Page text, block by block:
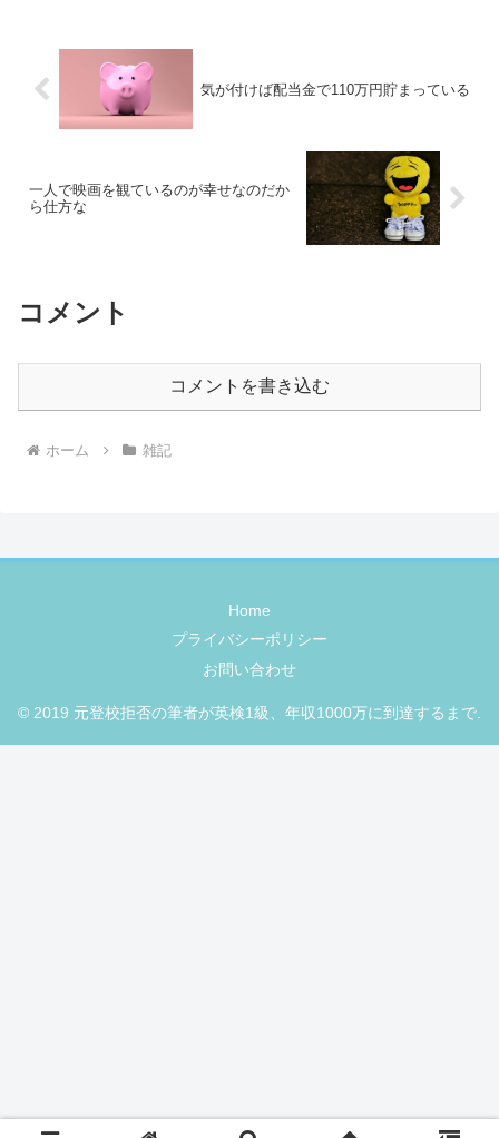
気が付けば配当金で110万円貯まっている
一人で映画を観ているのが幸せなのだか
ら仕方な
コメント
コメントを書き込む
ホーム 雑記
Home
プライバシーポリシー
お問い合わせ
© 2019 元登校拒否の筆者が英検1級、年収1000万に到達するまで.